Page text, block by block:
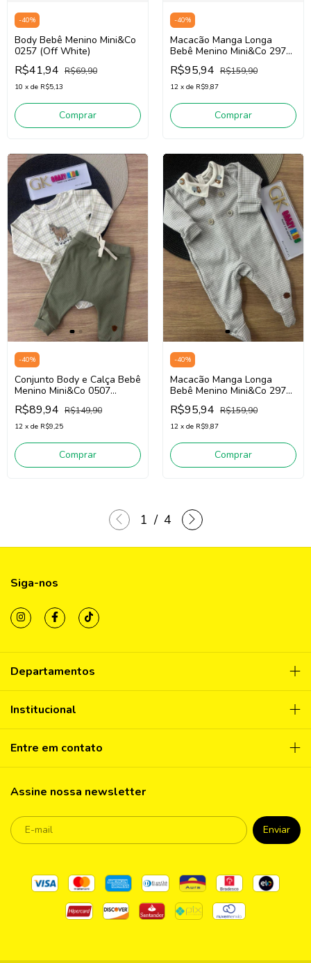
-40%
Body Bebê Menino Mini&Co
0257 (Off White)
R$41,94 R$69,90
10 x de R$5,13
Comprar
-40%
Macacão Manga Longa
Bebê Menino Mini&Co 2972
(Bege)
R$95,94 R$159,90
12 x de R$9,87
Comprar
-40%
Conjunto Body e Calça Bebê
Menino Mini&Co 0507
(Bege/Verde)
R$89,94 R$149,90
12 x de R$9,25
Comprar
-40%
Macacão Manga Longa
Bebê Menino Mini&Co 2972
(Cinza)
R$95,94 R$159,90
12 x de R$9,87
Comprar
1 / 4
Siga-nos
Departamentos
Institucional
Entre em contato
Assine nossa newsletter